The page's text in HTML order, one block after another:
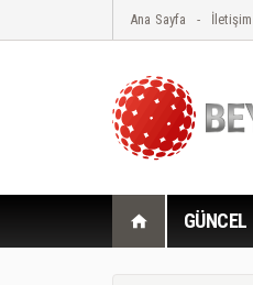
Ana Sayfa İletişim
GÜNCEL